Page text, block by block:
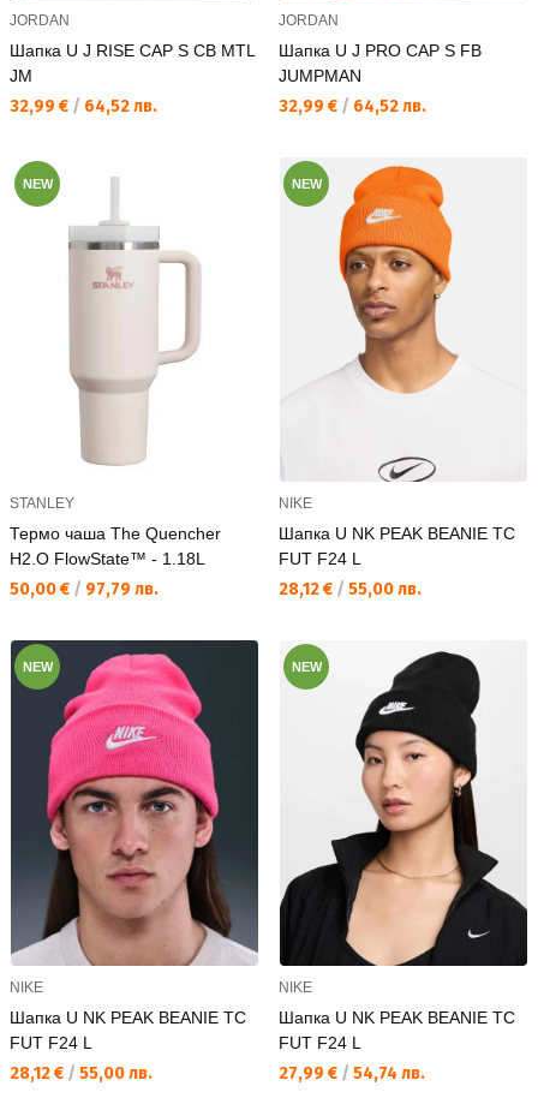
JORDAN
Шапка U J RISE CAP S CB MTL
JM
Текуща цена:
32,99 € / 64,52 лв.
JORDAN
Шапка U J PRO CAP S FB
JUMPMAN
Текуща цена:
32,99 € / 64,52 лв.
NEW
STANLEY
Термо чаша The Quencher
H2.O FlowState™ - 1.18L
Текуща цена:
50,00 € / 97,79 лв.
NEW
NIKE
Шапка U NK PEAK BEANIE TC
FUT F24 L
Текуща цена:
28,12 € / 55,00 лв.
NEW
NIKE
Шапка U NK PEAK BEANIE TC
FUT F24 L
Текуща цена:
28,12 € / 55,00 лв.
NEW
NIKE
Шапка U NK PEAK BEANIE TC
FUT F24 L
Текуща цена:
27,99 € / 54,74 лв.